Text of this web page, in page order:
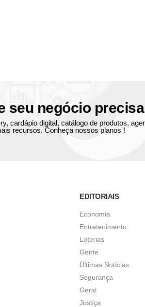
seu negócio
cardápio digital, catálogo de produtos,
recursos. Conheça nossos planos !
EDITORIAIS
Economia
Entretenimento
Loterias
Gente
Últimas Notícias
Segurança
Geral
Justiça